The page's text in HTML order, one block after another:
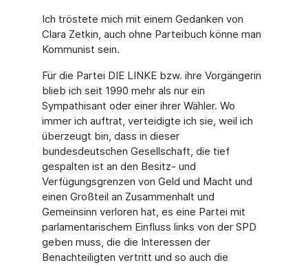
Ich tröstete mich mit einem Gedanken von
Clara Zetkin, auch ohne Parteibuch könne man
Kommunist sein.
Für die Partei DIE LINKE bzw. ihre Vorgängerin
blieb ich seit 1990 mehr als nur ein
Sympathisant oder einer ihrer Wähler. Wo
immer ich auftrat, verteidigte ich sie, weil ich
überzeugt bin, dass in dieser
bundesdeutschen Gesellschaft, die tief
gespalten ist an den Besitz- und
Verfügungsgrenzen von Geld und Macht und
einen Großteil an Zusammenhalt und
Gemeinsinn verloren hat, es eine Partei mit
parlamentarischem Einfluss links von der SPD
geben muss, die die Interessen der
Benachteiligten vertritt und so auch die